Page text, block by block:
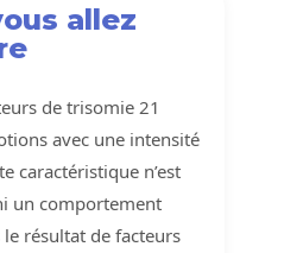
allez
de trisomie 21
avec une intensité
caractéristique n’est
un comportement
résultat de facteurs